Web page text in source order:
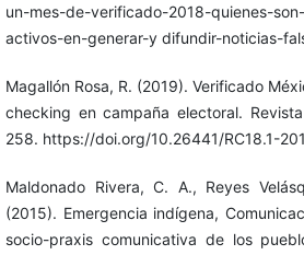
un-mes-de-verificado-2018-quienes-
activos-en-generar-y difundir-noticias-
Magallón Rosa, R. (2019). Verificado
checking en campaña electoral.
258. https://doi.org/10.26441/RC18.1-
Maldonado Rivera, C. A., Reyes
(2015). Emergencia indígena,
socio-praxis comunicativa de los